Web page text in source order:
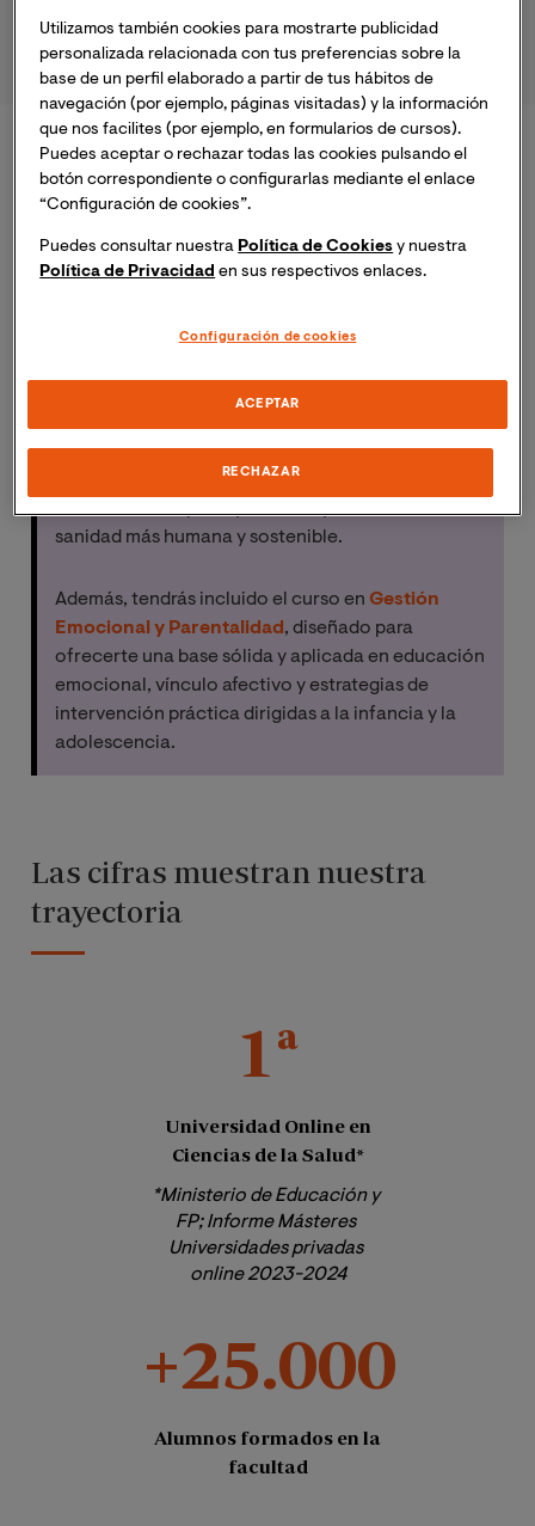
*Ministerio de Educación y FP; Informe Másteres
Universidades privadas online 2023-2024.
Formación diferencial incluida en tu
matrícula
El maestría incorpora elPrograma Experto en
Humanización de la Asistencia Sanitaria(10
y centrada en el paciente, la familia y los
análisis de casos clínicos y seminarios
desde el primer momento para transformar la
práctica asistencial, aportando un valor
sanidad más humana y sostenible.
Además, tendrás incluido el curso en Gestión
Emocional y Parentalidad , diseñado para
ofrecerte una base sólida y aplicada en educación
emocional, vínculo afectivo y estrategias de
intervención práctica dirigidas a la infancia y la
adolescencia.
Las cifras muestran nuestra
trayectoria
1ª
Universidad Online en
Ciencias de la Salud*
*Ministerio de Educación y
FP; Informe Másteres
Universidades privadas
online 2023-2024
+25.000
Alumnos formados en la
facultad
Utilizamos también cookies para mostrarte publicidad
personalizada relacionada con tus preferencias sobre la
base de un perfil elaborado a partir de tus hábitos de
navegación (por ejemplo, páginas visitadas) y la información
que nos facilites (por ejemplo, en formularios de cursos).
Puedes aceptar o rechazar todas las cookies pulsando el
botón correspondiente o configurarlas mediante el enlace
“Configuración de cookies”.
Puedes consultar nuestra Política de Cookies y nuestra
Política de Privacidad en sus respectivos enlaces.
Configuración de cookies
RECHAZAR
ACEPTAR